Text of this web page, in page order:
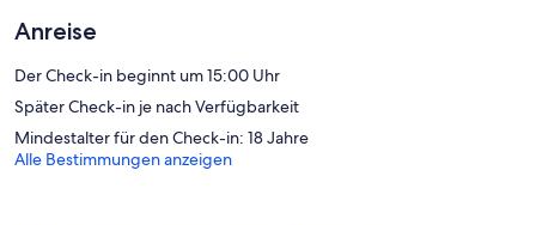
Anreise
Der Check-in beginnt um 15:00 Uhr
Später Check-in je nach Verfügbarkeit
Mindestalter für den Check-in: 18 Jahre
Alle Bestimmungen anzeigen